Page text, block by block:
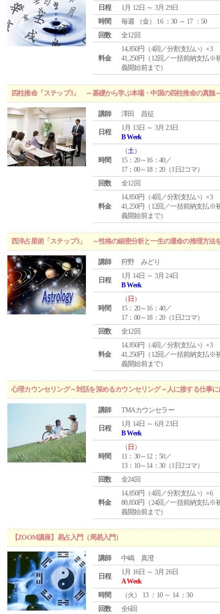
日程
1月 12日 ～ 3月 29日
時間
毎週 （金） 16 ：30 ～ 17 ：50
回数
全12回
料金
14,850円（4回／分割支払い）×3
41,250円（12回／一括前納支払※
義開始前まで）
四柱推命「ステップ3」 ～基礎から学ぶ本場・中国の四柱推命の真髄
講師 澤田 昌征
日程
1月 13日 ～ 3月 23日
B Week
時間
（土）
15：20～16：40／
17：00～18：20（1日2コマ）
回数
全12回
料金
14,850円（4回／分割支払い）×3
41,250円（12回／一括前納支払※
義開始前まで）
西洋占星術「ステップ3」 ～性格の細密分析と一生の運命の推理方法
講師 狩野 みどり
日程
1月 14日 ～ 3月 24日
B Week
時間
（ 日 ）
15：20～16：40／
17：00～18：20（1日2コマ）
回数
全12回
料金
14,850円（4回／分割支払い）×3
41,250円（12回／一括前納支払※
義開始前まで）
心理カウンセリング～対話を深めるカウンセリング～人に接する仕事
講師 TMAカウンセラー
日程
1月 14日 ～ 6月 23日
B Week
時間
（ 日 ）
11：30～12：50／
13：10～14：30（1日2コマ）
回数
全24回
料金
14,850円（4回／分割支払い）×6
80,850円（24回／一括前納支払※
義開始前まで）
【ZOOM講座】易占入門（周易入門）
講師 中嶋 真澄
日程
1月 16日 ～ 3月 26日
A Week
時間
（火 ） 13 ：10 ～ 14 ：30
回数
全6回